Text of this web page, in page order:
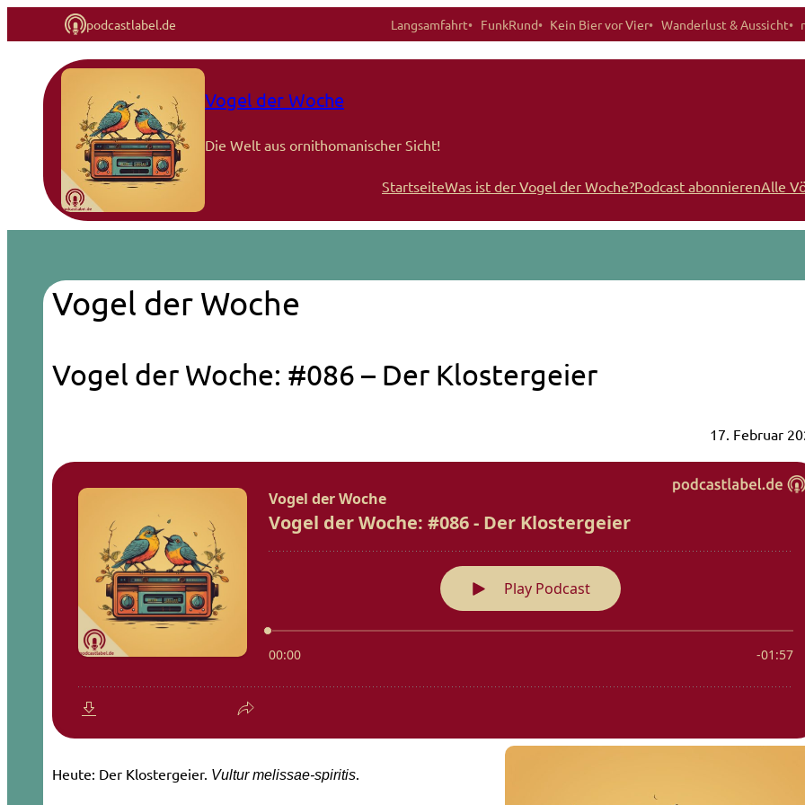
podcastlabel.de Langsamfahrt FunkRund Kein Bier vor Vier Wanderlust & Aussicht
Vogel der Woche
Die Welt aus ornithomanischer Sicht!
StartseiteWas ist der Vogel der Woche?Podcast abonnierenAlle
Vogel der Woche
Vogel der Woche: #086 – Der Klostergeier
17. Februar
Heute: Der Klostergeier. Vultur melissae-spiritis.